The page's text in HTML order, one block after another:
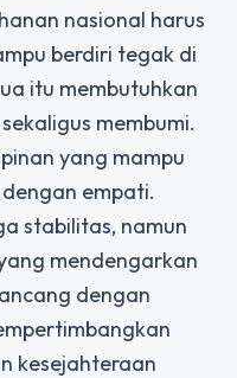
nasional harus
berdiri tegak di
itu membutuhkan
membumi.
yang mampu
empati.
stabilitas, namun
mendengarkan
dengan
kesejahteraan